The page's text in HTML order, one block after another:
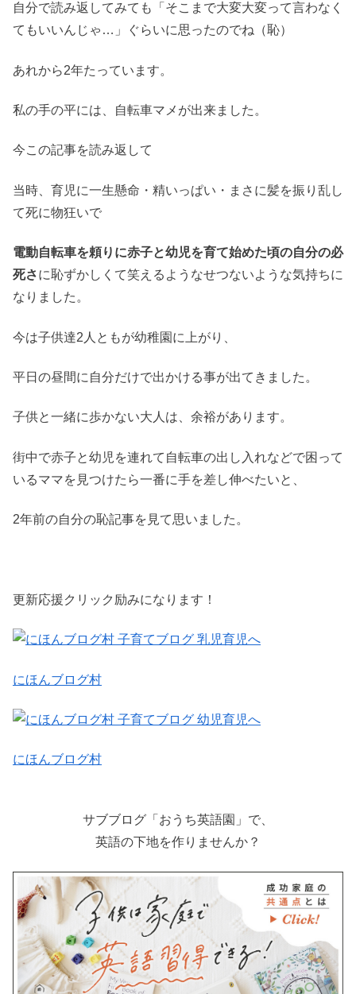
自分で読み返してみても「そこまで大変大変って言わなく
てもいいんじゃ…」ぐらいに思ったのでね（恥）
あれから2年たっています。
私の手の平には、自転車マメが出来ました。
今この記事を読み返して
当時、育児に一生懸命・精いっぱい・まさに髪を振り乱し
て死に物狂いで
電動自転車を頼りに赤子と幼児を育て始めた頃の自分の必
死さに恥ずかしくて笑えるようなせつないような気持ちに
なりました。
今は子供達2人ともが幼稚園に上がり、
平日の昼間に自分だけで出かける事が出てきました。
子供と一緒に歩かない大人は、余裕があります。
街中で赤子と幼児を連れて自転車の出し入れなどで困って
いるママを見つけたら一番に手を差し伸べたいと、
2年前の自分の恥記事を見て思いました。
更新応援クリック励みになります！
にほんブログ村
にほんブログ村
サブブログ「おうち英語園」で、
英語の下地を作りませんか？